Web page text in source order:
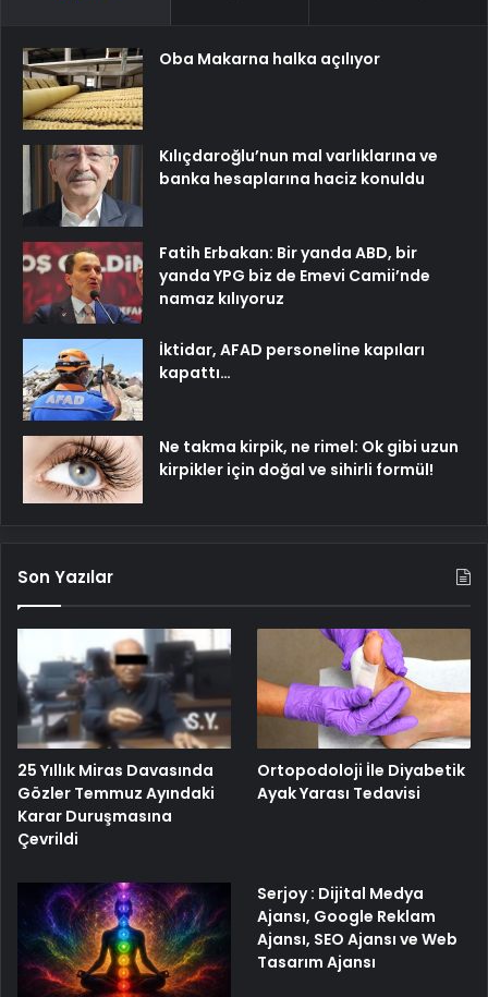
Oba Makarna halka açılıyor
Kılıçdaroğlu’nun mal varlıklarına ve
banka hesaplarına haciz konuldu
Fatih Erbakan: Bir yanda ABD, bir
yanda YPG biz de Emevi Camii’nde
namaz kılıyoruz
İktidar, AFAD personeline kapıları
kapattı…
Ne takma kirpik, ne rimel: Ok gibi uzun
kirpikler için doğal ve sihirli formül!
Son Yazılar
25 Yıllık Miras Davasında
Gözler Temmuz Ayındaki
Karar Duruşmasına
Çevrildi
Ortopodoloji İle Diyabetik
Ayak Yarası Tedavisi
Serjoy : Dijital Medya
Ajansı, Google Reklam
Ajansı, SEO Ajansı ve Web
Tasarım Ajansı